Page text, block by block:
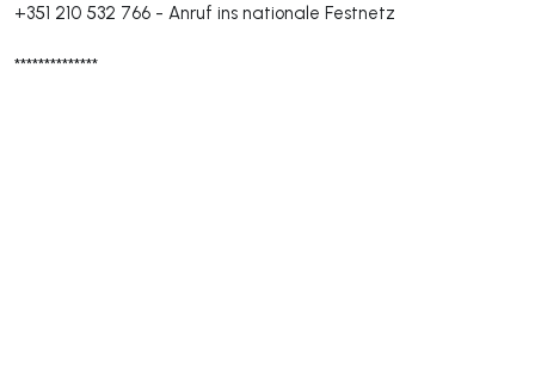
+351 210 532 766 - Anruf ins nationale Festnetz
**************